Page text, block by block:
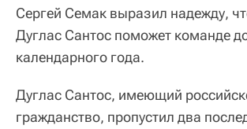
Сергей Семак выразил надежду,
Дуглас Сантос поможет команде
календарного года.
Дуглас Сантос, имеющий
гражданство, пропустил два